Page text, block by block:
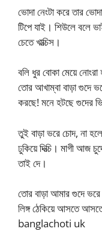
ভোদা নেংটা করে তার
টিপে যাই। শিউলে বলে
চেতে খাত্চিস।
বলি ধুর বোকা মেয়ে
তোর আখাম্বা বাড়া গুদে
করছে! মনে হটছে গুদের
তুই বাড়া ভরে চোদ, না
ঢুকিয়ে দিত্চি। মাগী আজ
তাই দে।
তোর বাড়া আমার গুদে
লিঙ্গ ঠেকিয়ে আসতে আসতে
banglachoti uk